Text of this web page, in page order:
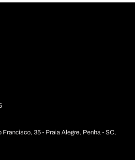
Francisco, 35 - Praia Alegre, Penha - SC,